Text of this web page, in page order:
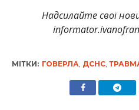
Надсилайте свої
МІТКИ: ГОВЕРЛА, ДСНС,